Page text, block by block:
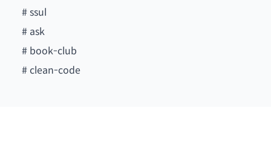
#ssul
# ask
# book-club
#clean-code